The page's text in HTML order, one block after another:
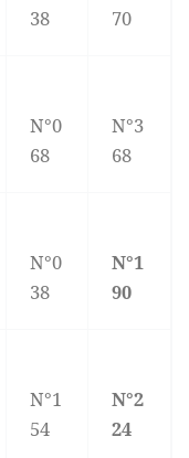
38
70
N°0
68
N°3
68
N°0
38
N°1
90
N°1
54
N°2
24